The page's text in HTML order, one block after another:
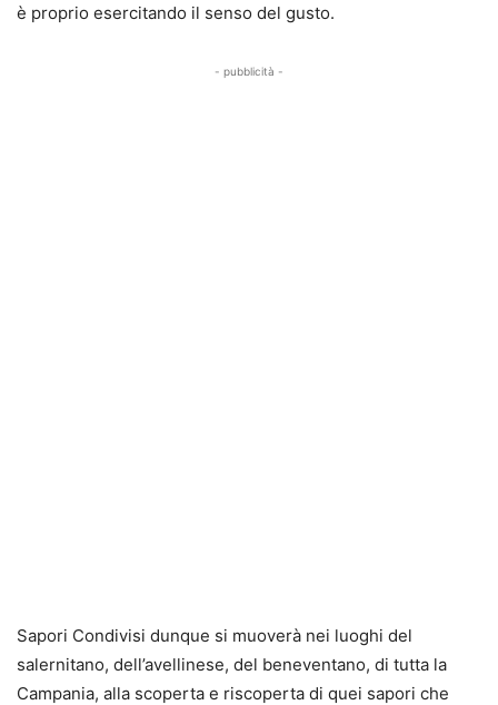
è proprio esercitando il senso del gusto.
- pubblicità -
Sapori Condivisi dunque si muoverà nei luoghi del
salernitano, dell’avellinese, del beneventano, di tutta la
Campania, alla scoperta e riscoperta di quei sapori che